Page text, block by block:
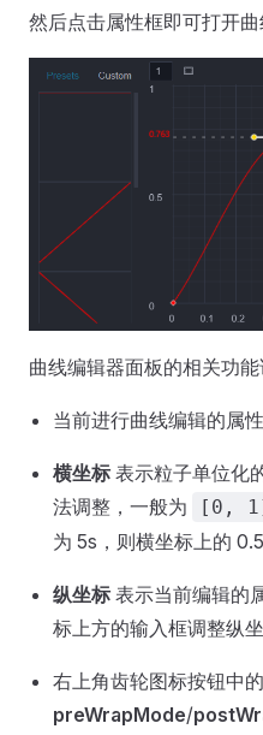
然后点击属性框即可打开曲
曲线编辑器面板的相关功能
当前进行曲线编辑的属
横坐标 表示粒子单位化
法调整，一般为
[0,
为 5s，则横坐标上的 0.5
纵坐标 表示当前编辑的
标上方的输入框调整纵坐
右上角齿轮图标按钮中的
preWrapMode/